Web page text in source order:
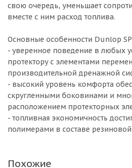
свою очередь, уменьшает
вместе с ним расход топлива.
Основные особенности Dunlop
- уверенное поведение в любых
протектору с элементами
производительной дренажной
- высокий уровень комфорта
скругленными боковинами и
расположением протекторных
- топливная экономичность
полимерами в составе
Похожие